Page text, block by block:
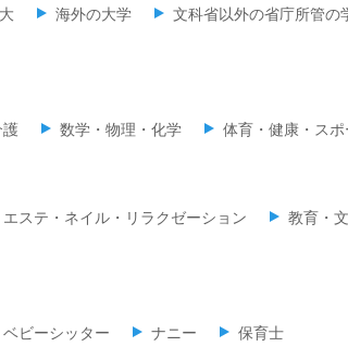
海外の大学 文科省以外の省庁所管の
数学・物理・化学 体育・健康・スポ
エステ・ネイル・リラクゼーション 教育・
ベビーシッター ナニー 保育士